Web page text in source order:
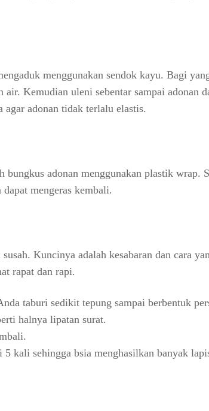
menggunakan sendok kayu. Bagi
air. Kemudian uleni sebentar sampai adonan
adonan tidak terlalu elastis.
adonan menggunakan plastik wrap.
mengeras kembali.
Kuncinya adalah kesabaran dan cara
rapat dan rapi.
taburi sedikit tepung sampai berbentuk
halnya lipatan surat.
kali sehingga bsia menghasilkan banyak